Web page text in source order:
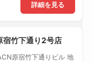
詳細を見る
竹下通り2号店
原宿竹下通りビル 地